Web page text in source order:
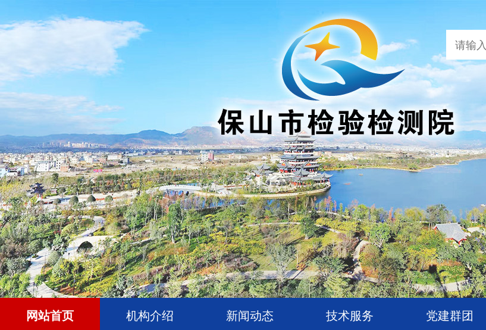
网站首页 机构介绍 新闻动态 技术服务 党建群团